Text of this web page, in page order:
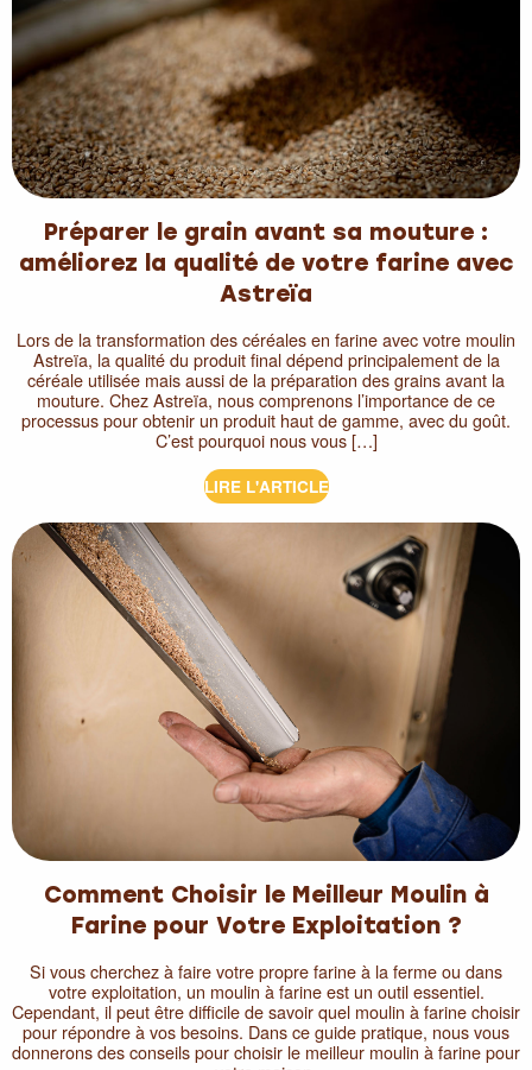
Préparer le grain avant sa mouture :
améliorez la qualité de votre farine avec
Astreïa
Lors de la transformation des céréales en farine avec votre moulin
Astreïa, la qualité du produit final dépend principalement de la
céréale utilisée mais aussi de la préparation des grains avant la
mouture. Chez Astreïa, nous comprenons l’importance de ce
processus pour obtenir un produit haut de gamme, avec du goût.
C’est pourquoi nous vous […]
LIRE L'ARTICLE
Comment Choisir le Meilleur Moulin à
Farine pour Votre Exploitation ?
Si vous cherchez à faire votre propre farine à la ferme ou dans
votre exploitation, un moulin à farine est un outil essentiel.
Cependant, il peut être difficile de savoir quel moulin à farine choisir
pour répondre à vos besoins. Dans ce guide pratique, nous vous
donnerons des conseils pour choisir le meilleur moulin à farine pour